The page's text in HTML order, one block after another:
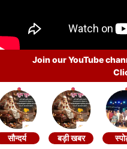
Join our YouTube
सौन्दर्य बड़ी खबर